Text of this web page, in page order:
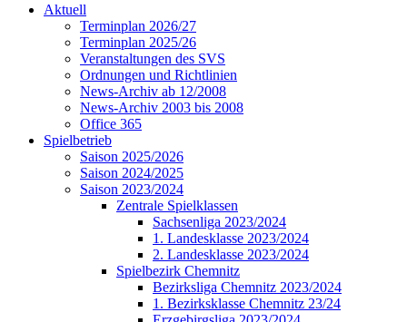
Aktuell
Terminplan 2026/27
Terminplan 2025/26
Veranstaltungen des SVS
Ordnungen und Richtlinien
News-Archiv ab 12/2008
News-Archiv 2003 bis 2008
Office 365
Spielbetrieb
Saison 2025/2026
Saison 2024/2025
Saison 2023/2024
Zentrale Spielklassen
Sachsenliga 2023/2024
1. Landesklasse 2023/2024
2. Landesklasse 2023/2024
Spielbezirk Chemnitz
Bezirksliga Chemnitz 2023/2024
1. Bezirksklasse Chemnitz 23/24